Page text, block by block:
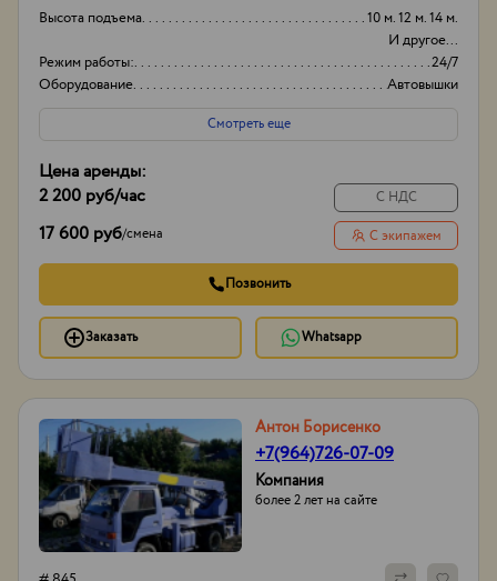
Высота подъема
10 м. 12 м. 14 м.
И другое...
Режим работы:
24/7
Оборудование
Автовышки
Вид
Японские
Смотреть еще
Цена аренды:
2 200 руб/час
17 600 руб/смена
С НДС
С экипажем
Позвонить
Заказать Whatsapp
Антон Борисенко
+7(964)726-07-09
Компания
более 2 лет на сайте